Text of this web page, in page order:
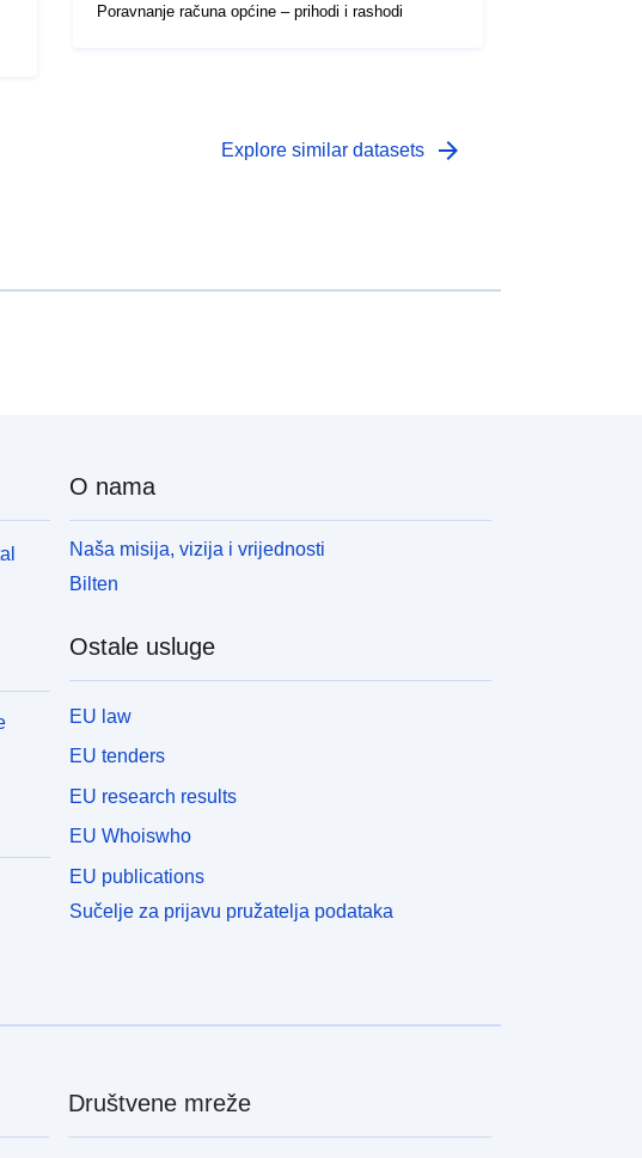
Poravnanje računa općine – prihodi i rashodi
Explore similar datasets arrow_forward
O nama
Naša misija, vizija i vrijednosti
Bilten
Ostale usluge
EU law
EU tenders
EU research results
EU Whoiswho
EU publications
Sučelje za prijavu pružatelja podataka
Društvene mreže